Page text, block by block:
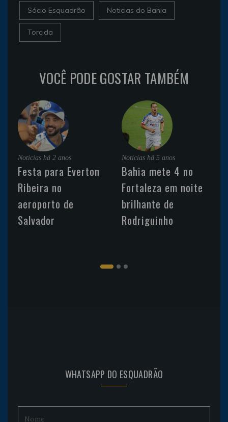
Sócio Esquadrão Noticias do Bahia
Torcida
VOCÊ PODE GOSTAR TAMBÉM
Noticias há 2 anos
Festa para Everton
Ribeira no
aeroporto de
Salvador
Noticias há 5 anos
Bahia mete 4 no
Fortaleza em noite
brilhante de
Rodriguinho
WHATSAPP DO ESQUADRÃO